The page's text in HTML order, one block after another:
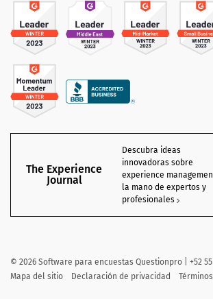
The Experience
Journal
Descubra ideas
innovadoras sobre
experience
la mano de expertos y
profesionales
© 2026 Software para encuestas Questionpro | +52 55
Mapa del sitio
Declaración de privacidad